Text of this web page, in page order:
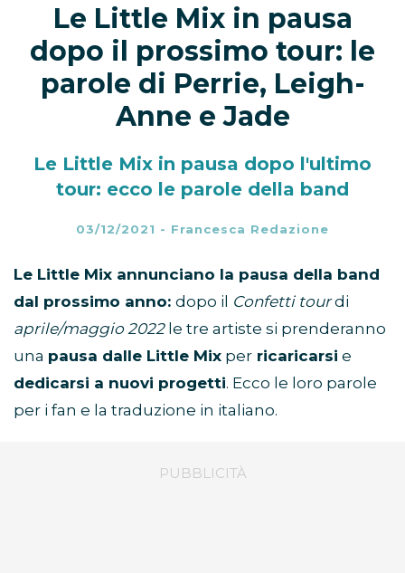
Le Little Mix in pausa
dopo il prossimo tour: le
parole di Perrie, Leigh-
Anne e Jade
Le Little Mix in pausa dopo l'ultimo
tour: ecco le parole della band
03/12/2021 - Francesca Redazione
Le Little Mix annunciano la pausa della band
dal prossimo anno: dopo il Confetti tourdi
aprile/maggio 2022le tre artiste si prenderanno
una pausa dalle Little Mix per ricaricarsi e
dedicarsi a nuovi progetti. Ecco le loro parole
per i fan e la traduzione in italiano.